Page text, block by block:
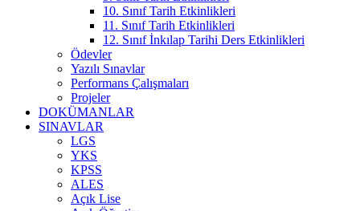
10. Sınıf Tarih Etkinlikleri
11. Sınıf Tarih Etkinlikleri
12. Sınıf İnkılap Tarihi Ders Etkinlikleri
Ödevler
Yazılı Sınavlar
Performans Çalışmaları
Projeler
DOKÜMANLAR
SINAVLAR
LGS
YKS
KPSS
ALES
Açık Lise